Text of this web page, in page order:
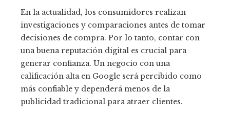
En la actualidad, los consumidores realizan
investigaciones y comparaciones antes de tomar
decisiones de compra. Por lo tanto, contar con
una buena reputación digital es crucial para
generar confianza. Un negocio con una
calificación alta en Google será percibido como
más confiable y dependerá menos de la
publicidad tradicional para atraer clientes.